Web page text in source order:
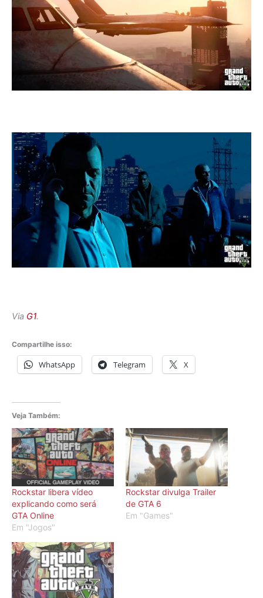
Via G1.
Compartilhe isso:
WhatsApp Telegram X
Veja Também:
Rockstar libera vídeo
explicando como será
GTA Online
Em "Jogos"
Rockstar divulga Trailer
de GTA 6
Em "Games"